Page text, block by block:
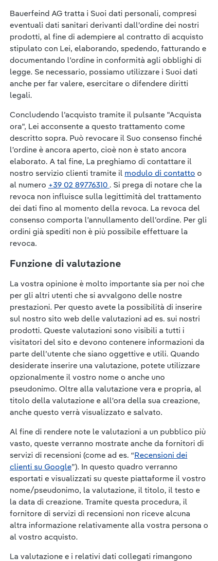
Bauerfeind AG tratta i Suoi dati personali, compresi
eventuali dati sanitari derivanti dall’ordine dei nostri
prodotti, al fine di adempiere al contratto di acquisto
stipulato con Lei, elaborando, spedendo, fatturando e
documentando l’ordine in conformità agli obblighi di
legge. Se necessario, possiamo utilizzare i Suoi dati
anche per far valere, esercitare o difendere diritti
legali.
Concludendo l’acquisto tramite il pulsante "Acquista
ora", Lei acconsente a questo trattamento come
descritto sopra. Può revocare il Suo consenso finché
l’ordine è ancora aperto, cioè non è stato ancora
elaborato. A tal fine, La preghiamo di contattare il
nostro servizio clienti tramite il modulo di contatto o
al numero +39 02 89776310 . Si prega di notare che la
revoca non influisce sulla legittimità del trattamento
dei dati fino al momento della revoca. La revoca del
consenso comporta l’annullamento dell’ordine. Per gli
ordini già spediti non è più possibile effettuare la
revoca.
Funzione di valutazione
La vostra opinione è molto importante sia per noi che
per gli altri utenti che si avvalgono delle nostre
prestazioni. Per questo avete la possibilità di inserire
sul nostro sito web delle valutazioni ad es. sui nostri
prodotti. Queste valutazioni sono visibili a tutti i
visitatori del sito e devono contenere informazioni da
parte dell’utente che siano oggettive e utili. Quando
desiderate inserire una valutazione, potete utilizzare
opzionalmente il vostro nome o anche uno
pseudonimo. Oltre alla valutazione vera e propria, al
titolo della valutazione e all’ora della sua creazione,
anche questo verrà visualizzato e salvato.
Al fine di rendere note le valutazioni a un pubblico più
vasto, queste verranno mostrate anche da fornitori di
servizi di recensioni (come ad es. “Recensioni dei
clienti su Google”). In questo quadro verranno
esportati e visualizzati su queste piattaforme il vostro
nome/pseudonimo, la valutazione, il titolo, il testo e
la data di creazione. Tramite questa procedura, il
fornitore di servizi di recensioni non riceve alcuna
altra informazione relativamente alla vostra persona o
al vostro acquisto.
La valutazione e i relativi dati collegati rimangono